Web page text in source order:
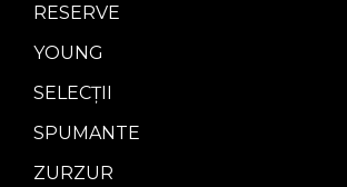
RESERVE
YOUNG
SELECȚII
SPUMANTE
ZURZUR